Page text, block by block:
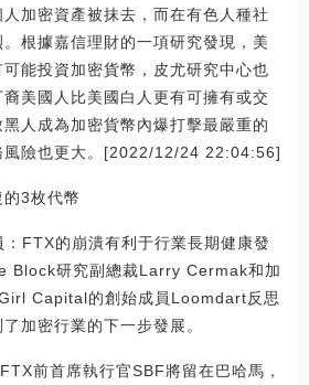
加密資產被抹去，而在有色人種社
根據嘉信理財的一項研究發現，美
能投資加密貨幣，皮尤研究中心也
美國人比美國白人更有可擁有或交
人成為加密貨幣內爆打擊最嚴重的
風險也更大。[2022/12/24 22:04:56]
3枚代幣
FTX的崩潰有利于行業長期健康發
Block研究副總裁Larry Cermak和加
Capital的創始成員Loomdart反思
加密行業的下一步發展。
前首席執行官SBF將留在巴哈馬，